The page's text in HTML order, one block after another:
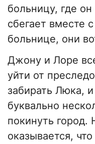
больницу, где
сбегает вместе
больнице, они
Джону и Лоре
уйти от
забирать Люка,
буквально
покинуть город.
оказывается,